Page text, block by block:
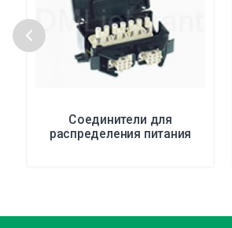
Соединители для
распределения питания